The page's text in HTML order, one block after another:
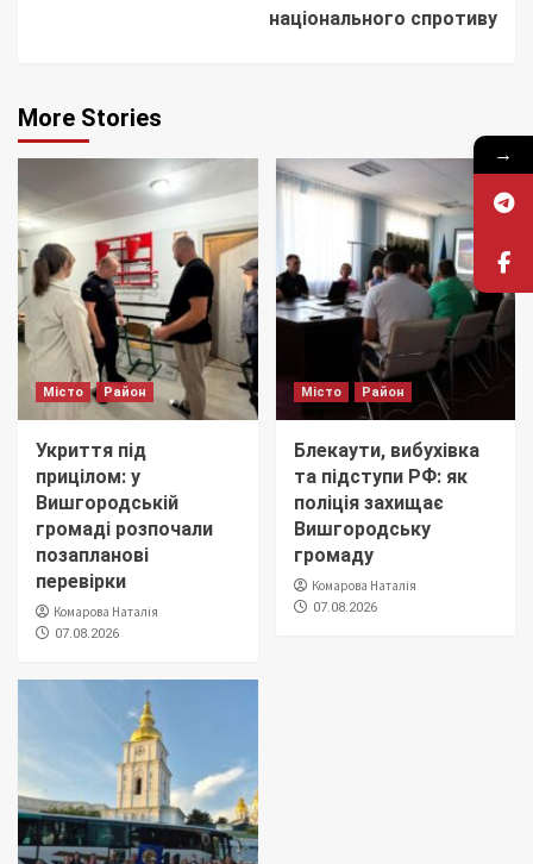
національного спротиву
More Stories
Місто Район
Укриття під
прицілом: у
Вишгородській
громаді розпочали
позапланові
перевірки
Комарова Наталія
07.08.2026
Місто Район
Блекаути, вибухівка
та підступи РФ: як
поліція захищає
Вишгородську
громаду
Комарова Наталія
07.08.2026
→